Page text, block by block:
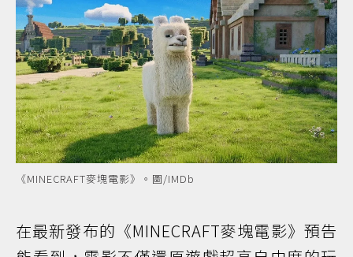
《MINECRAFT麥塊電影》。圖/IMDb
在最新發布的《MINECRAFT麥塊電影》預告